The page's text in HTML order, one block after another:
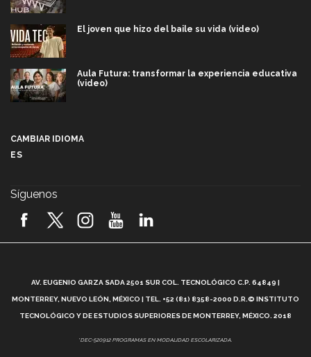
El joven que hizo del baile su vida (video)
Aula Futura: transformar la experiencia educativa
(video)
2026! (video)
¿Cómo es el Modelo Educativo Tec? (video)
Vida Tec: Feminismo e Inteligencia Artificial, Paola
CAMBIAR IDIOMA
ES
Síguenos
AV. EUGENIO GARZA SADA 2501 SUR COL. TECNOLÓGICO C.P. 64849 |
MONTERREY, NUEVO LEÓN, MÉXICO | TEL. +52 (81) 8358-2000 D.R.© INSTITUTO
TECNOLÓGICO Y DE ESTUDIOS SUPERIORES DE MONTERREY, MÉXICO. 2018
*DEC-520912 PROGRAMAS EN MODALIDAD ESCOLARIZADA.